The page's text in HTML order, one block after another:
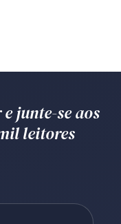
junte-se aos
leitores